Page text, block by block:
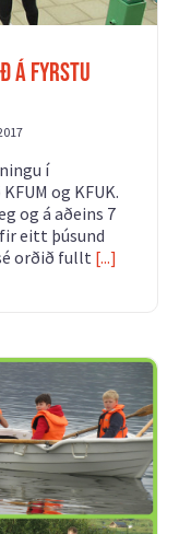
Á FYRSTU
í
og KFUK.
og á aðeins 7
eitt þúsund
orðið fullt [...]